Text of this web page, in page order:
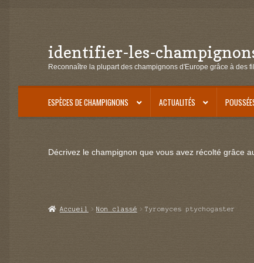
Aller
à
navigation
Aller
au
identifier-les-
Reconnaître la plupart des champignons d'Europe grâce à des
ESPÈCES DE CHAMPIGNONS ACTUALITÉS
Décrivez le champignon que vous avez récolté grâce
Accueil Non classé Tyromyces ptychogaster